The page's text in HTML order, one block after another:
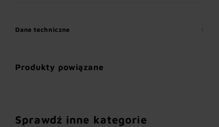
Dane techniczne
Produkty powiązane
Sprawdź inne kategorie